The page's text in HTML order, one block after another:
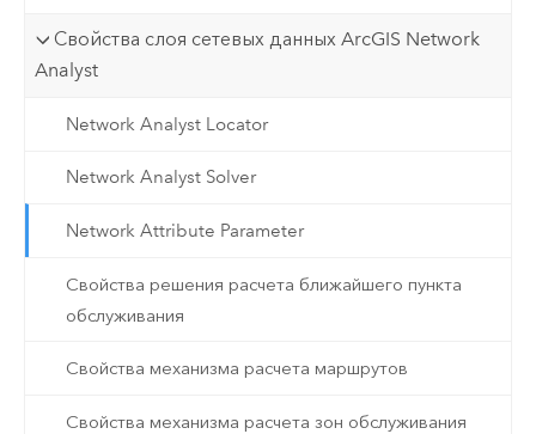
Свойства слоя сетевых данных ArcGIS Network
Analyst
Network Analyst Locator
Network Analyst Solver
Network Attribute Parameter
Свойства решения расчета ближайшего пункта
обслуживания
Свойства механизма расчета маршрутов
Свойства механизма расчета зон обслуживания